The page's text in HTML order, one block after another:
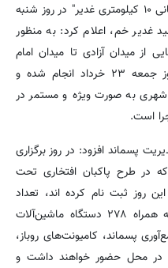
برگزاری مراسم راهپیمایی باشکوه "مهمانی ۱۰ کیلومتری غدیر" در روز شنبه
با عید سعید غدیر خم، اعلام کرد: به منظور
از میدان آزادی تا میدان امام
حسین (ع)، برنامه‌ریزی‌های لازم از روز جمعه ۲۳ خرداد انجام شده و
به صورت ویژه و مستمر در
است.
پسماند افزود: در روز برگزاری
در طرح پاکبان افتخاری تحت
روز ثبت نام کرده اند، تعداد
۳۵۰۰ نفر نیروی خدمات شهری نیز به همراه ۲۷۸ دستگاه ماشین‌آلات
پسماند، کامیونت‌های روباز،
در محل حضور خواهند داشت و